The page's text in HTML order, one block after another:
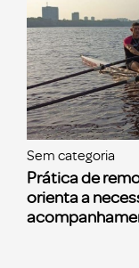
Sem categoria
Prática de
orienta a